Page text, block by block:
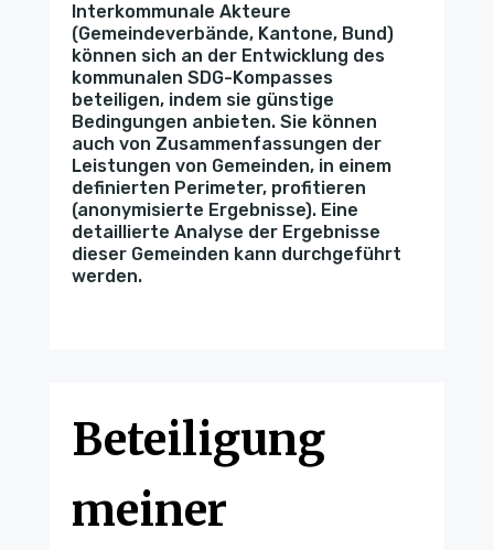
Interkommunale Akteure
(Gemeindeverbände, Kantone, Bund)
können sich an der Entwicklung des
kommunalen SDG-Kompasses
beteiligen, indem sie günstige
Bedingungen anbieten. Sie können
auch von Zusammenfassungen der
Leistungen von Gemeinden, in einem
definierten Perimeter, profitieren
(anonymisierte Ergebnisse). Eine
detaillierte Analyse der Ergebnisse
dieser Gemeinden kann durchgeführt
werden.
Beteiligung
meiner